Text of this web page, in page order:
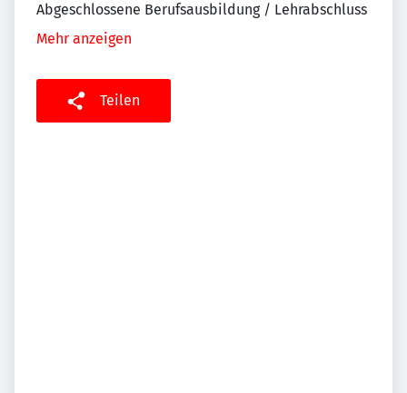
Abgeschlossene Berufsausbildung / Lehrabschluss
Mehr anzeigen
Teilen